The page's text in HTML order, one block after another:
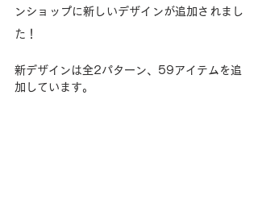
ンショップに新しいデザインが追加されまし
た！
新デザインは全2パターン、59アイテムを追
加しています。